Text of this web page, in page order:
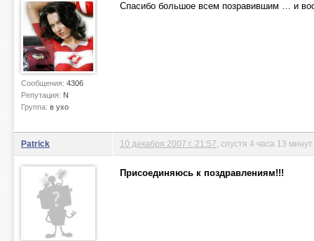
Сообщения: 4306
Репутация: N
Группа: в ухо
Спасибо большое всем позравившим … и
Patrick 10 декабря 2007 г. 21:57 , спустя 4 часа 13
Присоединяюсь к поздравлениям!!!